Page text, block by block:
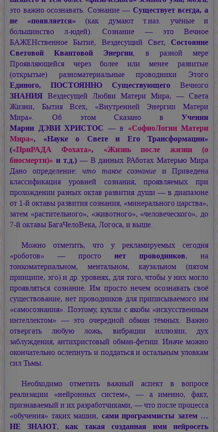
это важно осознавать. Сознание — Существует всегда, а
не «появляется» (как думают т.наз. учёные и
большинство л-юдей). Сознание — это Вечное
БАЖЕНственное Бытиё, Вездесущий Свет, Состояние
Световой Квантовой Энергии, в разной мере
Проявляющейся через более или менее развитые
(открытые) разноматериальные проводники Этого
Единого, ПОСТОЯННО Существующего Вечного
ЗНАНИЯ Вездесущей Любви Матери Мира, — Света
Жизни, Бытия Всех, «Внутренней Энергии Матери
Мира». Об этом Сказано в Учении
Марии ДЭВИ ХРИСТОС —в «СофиоЛогии Матери
Мира», «Науке о Свете и Его Трансформации»
(«ПриРАДА Фохата», «Жизнь после жизни (о
биосмерти)» и т.д.)— В данных РАботах Матерью Мира
Дано определение: что такое сознание и Приведена
классификация уровней сознания, проявляемых при
прохождении разных октав развития души — в диапазоне
от 1-й октавы развития сознания, «минерального царства»,
затем «растительного», «животного», «человеческого», до
7-й октавы БагаЧелоВека, Логоса, и выше.
Можно отметить, что у рекламируемых сегодня
«роботов» — просто нет проводников, на
тонкоматериальном, ментальном, каузальном (пятом
принципе, эго) и др. уровнях, для того, чтобы у них могло
проявляться сознание. Им просто нечем осознавать своё
существование, нет проводников для приписываемого им
«самосознания». Поэтому, куклы с якобы «искусственным
интеллектом» — это очередной обман тёмных. Важно
отвергать любую ложь, вибрации иллюзии, дух
заблуждения, антихристовый обман-фетиш. Иначе можно
окончательно ослепнуть и поддаться и остальным уловкам
сил Тьмы.
Необходимо отметить важный аспект в вопросе
реализации «нейронных систем», — а именно, факт,
признаваемый и их разработчиками, — что после процесса
«обучения» таких машин, сами программисты затем …
НЕ ЗНАЮТ,как такая созданная ими нейросеть